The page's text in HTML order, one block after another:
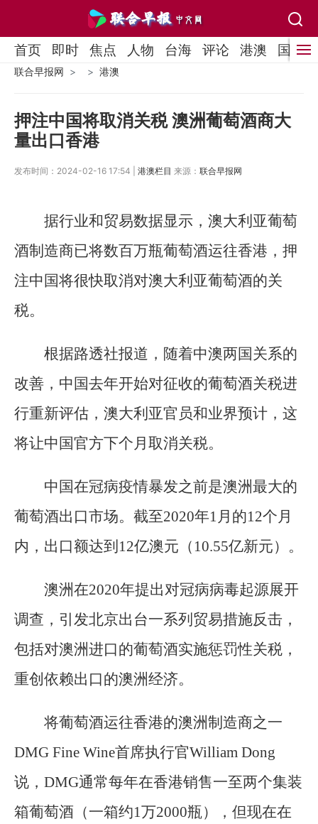
首页 即时 焦点 人物 台海 评论 港澳 国际
联合早报网 港澳
押注中国将取消关税 澳洲葡萄酒商大
量出口香港
发布时间：2024-02-16 17:54 | 港澳栏目 来源： 联合早报网
据行业和贸易数据显示，澳大利亚葡萄
酒制造商已将数百万瓶葡萄酒运往香港，押
注中国将很快取消对澳大利亚葡萄酒的关
税。
根据路透社报道，随着中澳两国关系的
改善，中国去年开始对征收的葡萄酒关税进
行重新评估，澳大利亚官员和业界预计，这
将让中国官方下个月取消关税。
中国在冠病疫情暴发之前是澳洲最大的
葡萄酒出口市场。截至2020年1月的12个月
内，出口额达到12亿澳元（10.55亿新元）。
澳洲在2020年提出对冠病病毒起源展开
调查，引发北京出台一系列贸易措施反击，
包括对澳洲进口的葡萄酒实施惩罚性关税，
重创依赖出口的澳洲经济。
将葡萄酒运往香港的澳洲制造商之一
DMG Fine Wine首席执行官William Dong
说，DMG通常每年在香港销售一至两个集装
箱葡萄酒（一箱约1万2000瓶），但现在在